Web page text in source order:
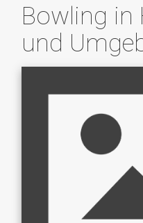
Bowling in
und